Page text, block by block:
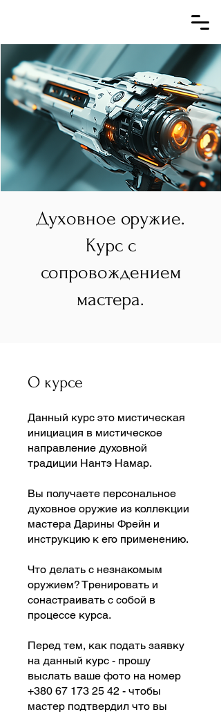
Духовное оружие.
Курс с
сопровождением
мастера.
О курсе
Данный курс это мистическая
инициация в мистическое
направление духовной
традиции Нантэ Намар.
Вы получаете персональное
духовное оружие из коллекции
мастера Дарины Фрейн и
инструкцию к его применению.
Что делать с незнакомым
оружием? Тренировать и
сонастраивать с собой в
процессе курса.
Перед тем, как подать заявку
на данный курс - прошу
выслать ваше фото на номер
+380 67 173 25 42 - чтобы
мастер подтвердил что вы